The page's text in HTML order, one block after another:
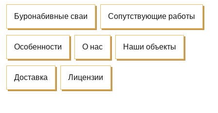
Буронабивные сваи Сопутствующие работы
Особенности О нас Наши объекты
Доставка Лицензии